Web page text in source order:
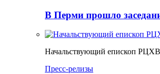
В Перми прошло
Начальствующий епископ
Пресс-релизы